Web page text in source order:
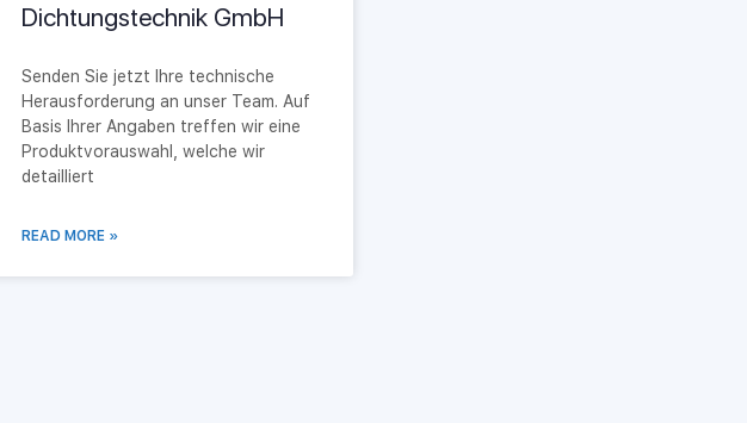
Dichtungstechnik GmbH
Senden Sie jetzt Ihre technische
Herausforderung an unser Team. Auf
Basis Ihrer Angaben treffen wir eine
Produktvorauswahl, welche wir
detailliert
READ MORE »